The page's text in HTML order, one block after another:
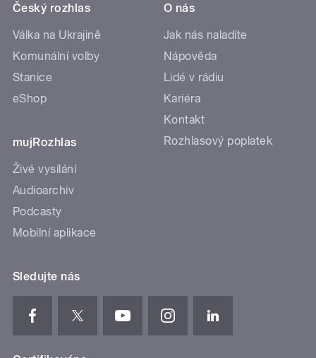
Český rozhlas
Válka na Ukrajině
Komunální volby
Stanice
eShop
mujRozhlas
Živé vysílání
Audioarchiv
Podcasty
Mobilní aplikace
O nás
Jak nás naladíte
Nápověda
Lidé v rádiu
Kariéra
Kontakt
Rozhlasový poplatek
Sledujte nás